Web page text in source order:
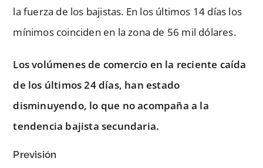
la fuerza de los bajistas. En los últimos 14 días los
mínimos coinciden en la zona de 56 mil dólares.
Los volúmenes de comercio en la reciente caída
de los últimos 24 días, han estado
disminuyendo, lo que no acompaña a la
tendencia bajista secundaria.
Previsión